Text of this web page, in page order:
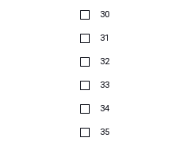
30
31
32
33
34
35